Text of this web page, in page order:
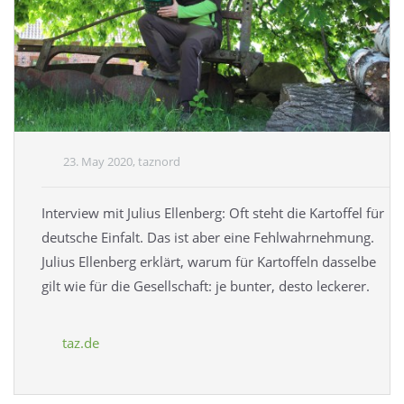
23. May 2020, taznord
Interview mit Julius Ellenberg: Oft steht die Kartoffel für
deutsche Einfalt. Das ist aber eine Fehlwahrnehmung.
Julius Ellenberg erklärt, warum für Kartoffeln dasselbe
gilt wie für die Gesellschaft: je bunter, desto leckerer.
taz.de